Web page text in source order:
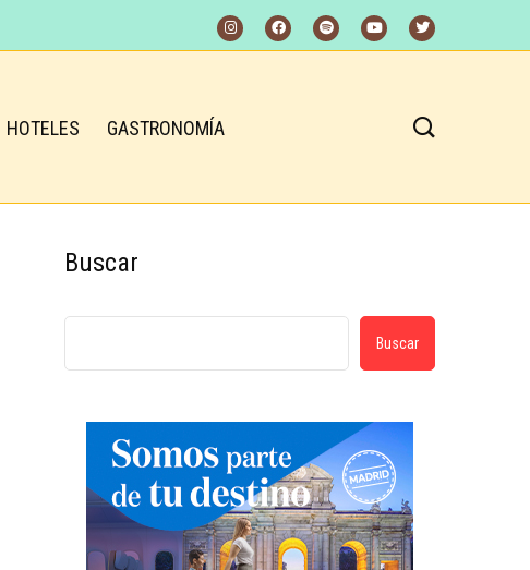
HOTELES GASTRONOMÍA
Buscar
Buscar